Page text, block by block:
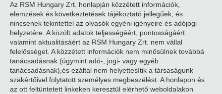
Az RSM Hungary Zrt. honlapján közzétett információk,
elemzések és következtetések tájékoztató jellegűek, és
nincsenek tekintettel az olvasók egyéni igényeire és adójogi
helyzetére. A közölt adatok teljességéért, pontosságáért
valamint aktualitásáért az RSM Hungary Zrt. nem vállal
felelősséget. A közzétett információk nem minősülnek továbbá
tanácsadásnak (úgymint adó-, jogi- vagy egyéb
tanácsadásnak),és ezáltal nem helyettesítik a társaságunk
szakértőivel folytatott személyes megbeszélést. A honlapon és
az ott feltüntetett linkeken keresztül elérhető weboldalakon